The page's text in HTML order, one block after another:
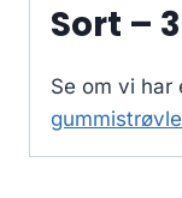
Sort –
Se om vi har